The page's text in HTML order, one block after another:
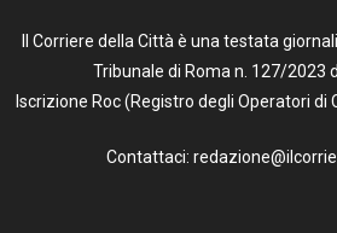
Il Corriere della Città è una testata
Tribunale di Roma n. 127/2023
Iscrizione Roc (Registro degli Operatori di
Contattaci: